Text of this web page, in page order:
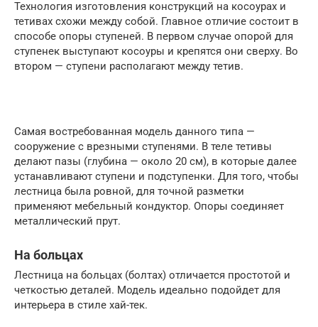
Технология изготовления конструкций на косоурах и
тетивах схожи между собой. Главное отличие состоит в
способе опоры ступеней. В первом случае опорой для
ступенек выступают косоуры и крепятся они сверху. Во
втором — ступени располагают между тетив.
Самая востребованная модель данного типа —
сооружение с врезными ступенями. В теле тетивы
делают пазы (глубина — около 20 см), в которые далее
устанавливают ступени и подступенки. Для того, чтобы
лестница была ровной, для точной разметки
применяют мебельный кондуктор. Опоры соединяет
металлический прут.
На больцах
Лестница на больцах (болтах) отличается простотой и
четкостью деталей. Модель идеально подойдет для
интерьера в стиле хай-тек.